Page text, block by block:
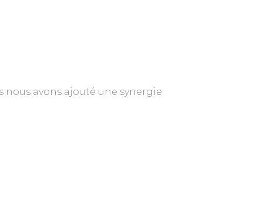
nous avons ajouté une synergie